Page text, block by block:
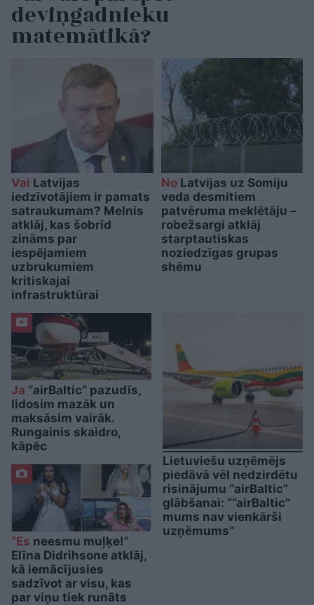
deviņgadnieku
matemātikā?
Vai Latvijas
iedzīvotājiem ir pamats
satraukumam? Melnis
atklāj, kas šobrīd
zināms par
iespējamiem
uzbrukumiem
kritiskajai
infrastruktūrai
NoLatvijas uz Somiju
veda desmitiem
patvēruma meklētāju –
robežsargi atklāj
starptautiskas
noziedzīgas grupas
shēmu
Ja “airBaltic” pazudīs,
lidosim mazāk un
maksāsim vairāk.
Rungainis skaidro,
kāpēc
“Es neesmu muļķe!”
Elīna Didrihsone atklāj,
kā iemācījusies
sadzīvot ar visu, kas
par viņu tiek runāts
Lietuviešu uzņēmējs
piedāvā vēl nedzirdētu
risinājumu “airBaltic”
glābšanai: “”airBaltic”
mums nav vienkārši
uzņēmums”